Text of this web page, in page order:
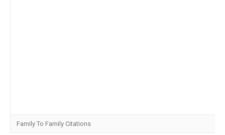
Family To Family Citations